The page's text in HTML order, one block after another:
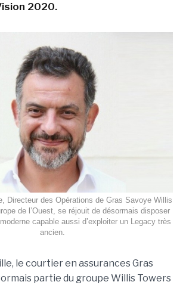
2020.
Directeur des Opérations de Gras Savoye Willis
de l’Ouest, se réjouit de désormais disposer
capable aussi d’exploiter un Legacy très
ancien.
le courtier en assurances Gras
partie du groupe Willis Towers